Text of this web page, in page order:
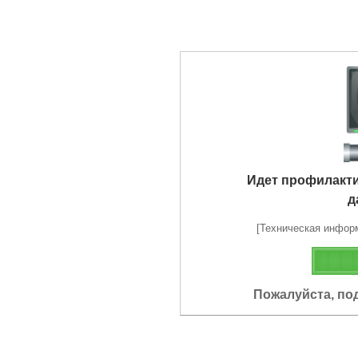
Идет
[Техническая
Пожалуйста,